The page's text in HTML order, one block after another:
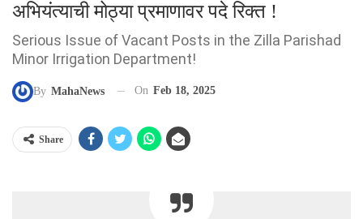
अभियंत्याची मोठ्या प्रमाणावर पदे रिक्त !
Serious Issue of Vacant Posts in the Zilla Parishad
Minor Irrigation Department!
By MahaNews On Feb 18, 2025
Share